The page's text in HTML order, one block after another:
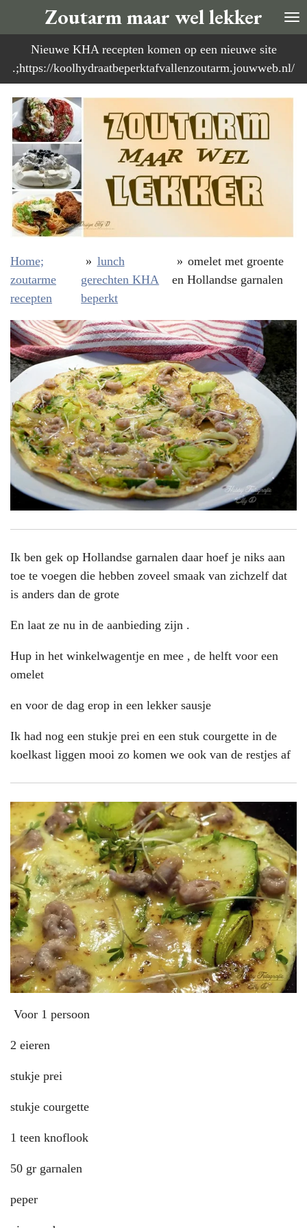
direct
naar
de
Zoutarm maar wel lekker
Nieuwe KHA recepten komen op een nieuwe site
.;https://koolhydraatbeperktafvallenzoutarm.jouwweb.nl/
Home;
zoutarme
recepten
» lunch
gerechten KHA
beperkt
» omelet met groente
en Hollandse garnalen
Ik ben gek op Hollandse garnalen daar hoef je niks aan
toe te voegen die hebben zoveel smaak van zichzelf dat
is anders dan de grote
En laat ze nu in de aanbieding zijn .
Hup in het winkelwagentje en mee , de helft voor een
omelet
en voor de dag erop in een lekker sausje
Ik had nog een stukje prei en een stuk courgette in de
koelkast liggen mooi zo komen we ook van de restjes af
Voor 1 persoon
2 eieren
stukje prei
stukje courgette
1 teen knoflook
50 gr garnalen
peper